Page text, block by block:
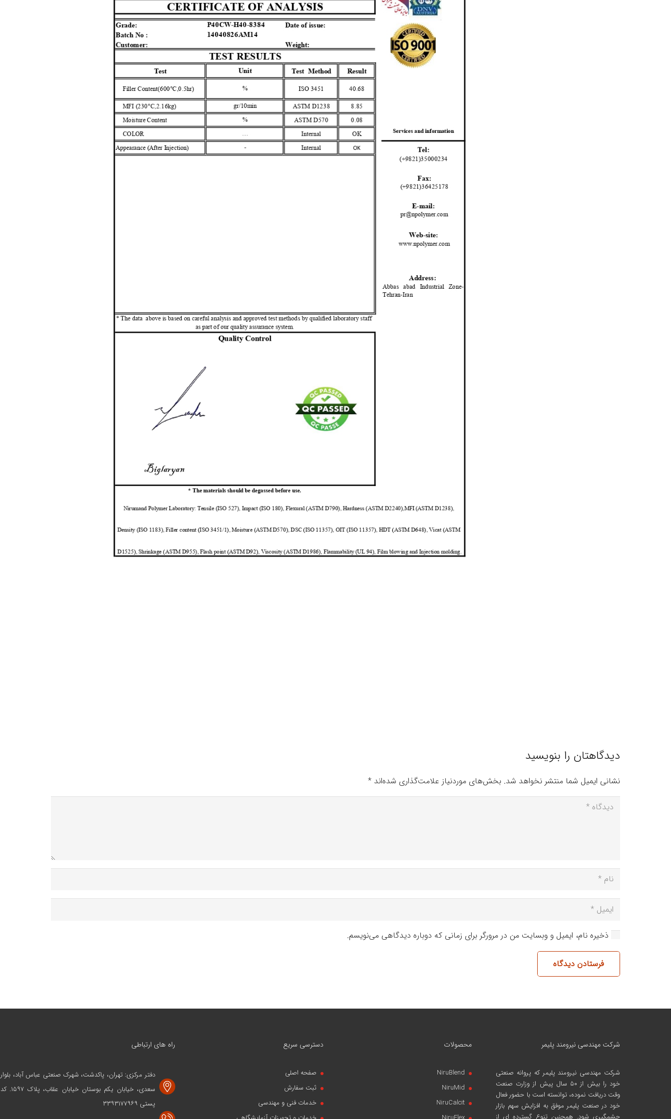
دیدگاهتان را بنویسید
نشانی ایمیل شما منتشر نخواهد شد. بخش‌های موردنیاز علامت‌گذاری شده‌اند *
ذخیره نام، ایمیل و وبسایت من در مرورگر برای زمانی که دوباره دیدگاهی می‌نویسم.
فرستادن دیدگاه
شرکت مهندسی نیرومند پلیمر
شرکت مهندسی نیرومند پلیمرکه پروانه صنعتی
خود را بیش از ۵۰ سال پیش از وزارت صنعت
وقت دریافت نموده، توانسته است با حضور فعال
خود در صنعت پلیمر موفق به افزایش سهم بازار
چشمگیری شود. همچنین تنوع گسترده ای از
محصولات
NiruBlend
NiruMid
NiruCalcit
دسترسی سریع
صفحه اصلی
ثبت سفارش
خدمات فنی و مهندسی
راه های ارتباطی
دفتر مرکزی: تهران، پاکدشت، شهرک صنعتی عباس آباد، بلوار
سعدی، خیابان یکم بوستان خیابان عقاب، پلاک ۱۵۹۷. کد
پستی ۳۳۹۳۱۷۷۹۶۹